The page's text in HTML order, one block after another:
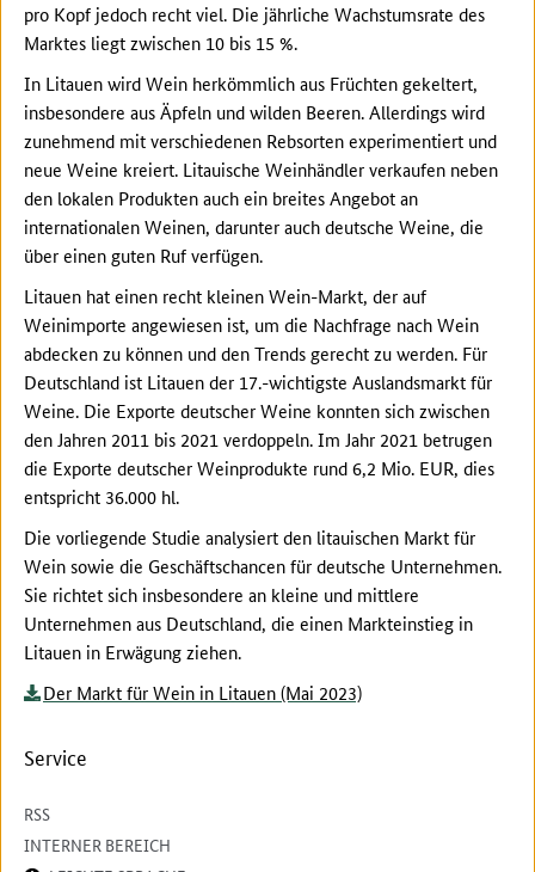
pro Kopf jedoch recht viel. Die jährliche Wachstumsrate des
Marktes liegt zwischen 10 bis 15 %.
In Litauen wird Wein herkömmlich aus Früchten gekeltert,
insbesondere aus Äpfeln und wilden Beeren. Allerdings wird
zunehmend mit verschiedenen Rebsorten experimentiert und
neue Weine kreiert. Litauische Weinhändler verkaufen neben
den lokalen Produkten auch ein breites Angebot an
internationalen Weinen, darunter auch deutsche Weine, die
über einen guten Ruf verfügen.
Litauen hat einen recht kleinen Wein-Markt, der auf
Weinimporte angewiesen ist, um die Nachfrage nach Wein
abdecken zu können und den Trends gerecht zu werden. Für
Deutschland ist Litauen der 17.-wichtigste Auslandsmarkt für
Weine. Die Exporte deutscher Weine konnten sich zwischen
den Jahren 2011 bis 2021 verdoppeln. Im Jahr 2021 betrugen
die Exporte deutscher Weinprodukte rund 6,2 Mio. EUR, dies
entspricht 36.000 hl.
Die vorliegende Studie analysiert den litauischen Markt für
Wein sowie die Geschäftschancen für deutsche Unternehmen.
Sie richtet sich insbesondere an kleine und mittlere
Unternehmen aus Deutschland, die einen Markteinstieg in
Litauen in Erwägung ziehen.
Der Markt für Wein in Litauen (Mai 2023)
Service
RSS
INTERNER BEREICH